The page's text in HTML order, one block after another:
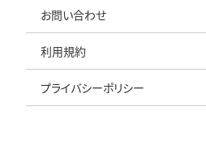
お問い合わせ
利用規約
プライバシーポリシー